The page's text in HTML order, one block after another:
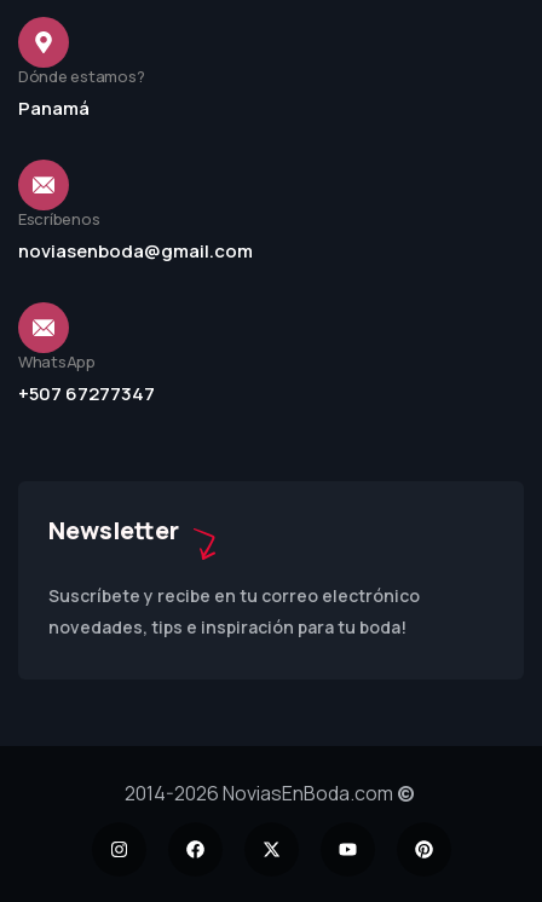
Dónde estamos?
Panamá
Escríbenos
noviasenboda@gmail.com
WhatsApp
+507 67277347
Newsletter
Suscríbete y recibe en tu correo electrónico
novedades, tips e inspiración para tu boda!
2014-2026 NoviasEnBoda.com ©